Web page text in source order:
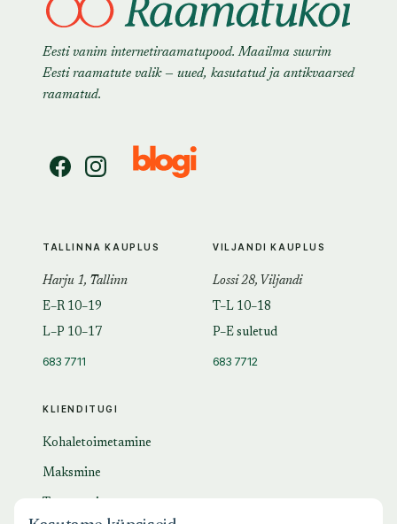
Eesti vanim internetiraamatupood. Maailma suurim
Eesti raamatute valik — uued, kasutatud ja antikvaarsed
raamatud.
KLIENDITUGI
Kohaletoimetamine
Maksmine
TALLINNA KAUPLUS
Harju 1, Tallinn
E–R 10–19
L–P 10–17
683 7711
VILJANDI KAUPLUS
Lossi 28, Viljandi
T–L 10–18
P–E suletud
683 7712